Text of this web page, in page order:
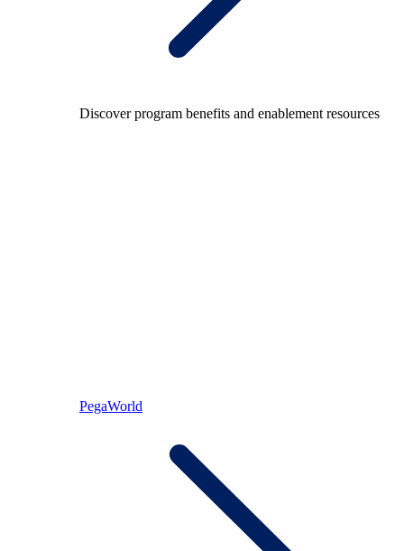
Discover program benefits and enablement resources
PegaWorld